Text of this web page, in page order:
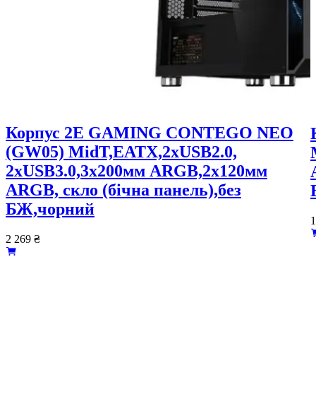
Корпус 2E GAMING CONTEGO NEO
(GW05) MidT,EATX,2xUSB2.0,
2xUSB3.0,3x200мм ARGB,2x120мм
ARGB, скло (бічна панель),без
БЖ,чорний
2 269 ₴